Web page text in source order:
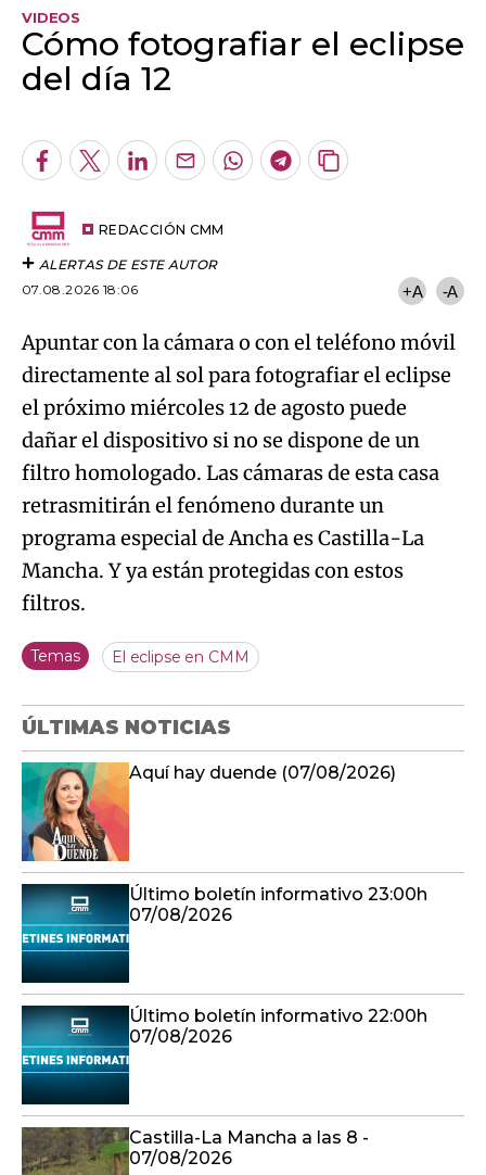
VIDEOS
Cómo fotografiar el eclipse
del día 12
Facebook
TwitterLinkedInEnviarWhatsapp
Telegram
Copiar
REDACCIÓN CMM
ALERTAS DE ESTE AUTOR
07.08.2026 18:06
+A -A
Apuntar con la cámara o con el teléfono móvil
directamente al sol para fotografiar el eclipse
el próximo miércoles 12 de agosto puede
dañar el dispositivo si no se dispone de un
filtro homologado. Las cámaras de esta casa
retrasmitirán el fenómeno durante un
programa especial de Ancha es Castilla-La
Mancha. Y ya están protegidas con estos
filtros.
Temas El eclipse en CMM
ÚLTIMAS NOTICIAS
Aquí hay duende (07/08/2026)
Último boletín informativo 23:00h
07/08/2026
Último boletín informativo 22:00h
07/08/2026
Castilla-La Mancha a las 8 -
07/08/2026